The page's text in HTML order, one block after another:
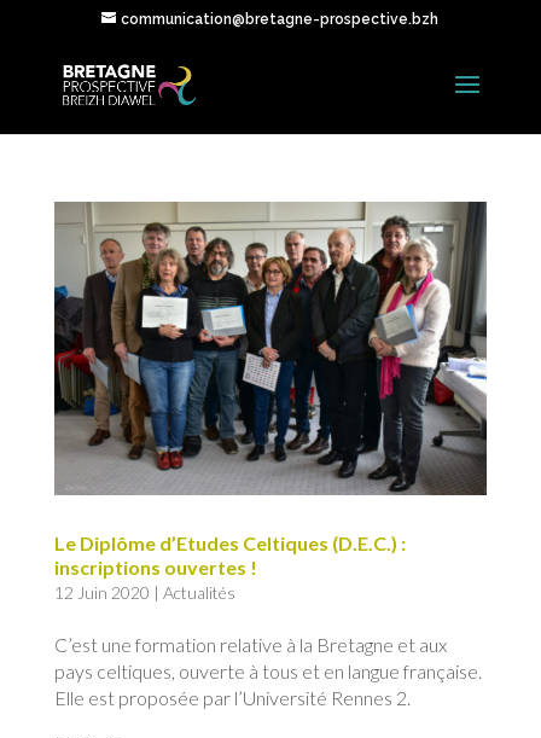
communication@bretagne-prospective.bzh
Le Diplôme d’Etudes Celtiques (D.E.C.) :
inscriptions ouvertes !
12 Juin 2020 | Actualités
C’est une formation relative à la Bretagne et aux
pays celtiques, ouverte à tous et en langue française.
Elle est proposée par l’Université Rennes 2.